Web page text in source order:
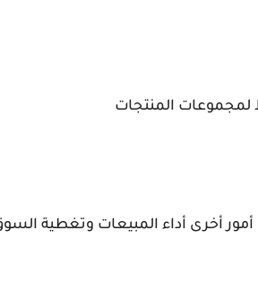
أخرى أداء المبيعات وتغطية